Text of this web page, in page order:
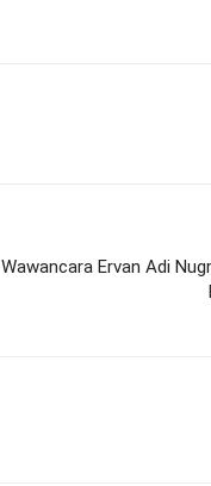
Wawancara Ervan Adi